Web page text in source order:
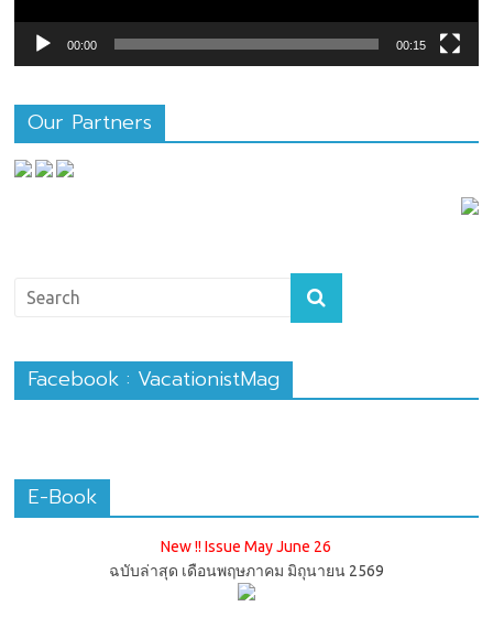
00:00 00:15
Our Partners
Facebook : VacationistMag
E-Book
New !! Issue May June 26
ฉบับล่าสุด เดือนพฤษภาคม มิถุนายน 2569